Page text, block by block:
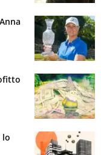
lo